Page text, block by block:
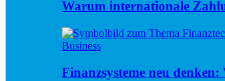
Warum internationale
Business
Finanzsysteme neu